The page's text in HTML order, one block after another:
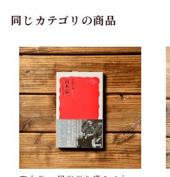
同じカテゴリの商品